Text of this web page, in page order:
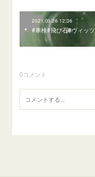
2021.03.26 12:36
#車検#飛び石#ヴィッツ
0コメント